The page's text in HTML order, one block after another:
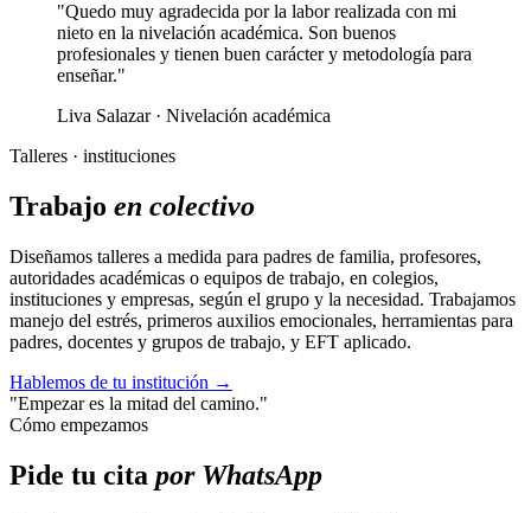
"Quedo muy agradecida por la labor realizada con mi
nieto en la nivelación académica. Son buenos
profesionales y tienen buen carácter y metodología para
enseñar."
Liva Salazar · Nivelación académica
Talleres · instituciones
Trabajo en colectivo
Diseñamos talleres a medida para padres de familia, profesores,
autoridades académicas o equipos de trabajo, en colegios,
instituciones y empresas, según el grupo y la necesidad. Trabajamos
manejo del estrés, primeros auxilios emocionales, herramientas para
padres, docentes y grupos de trabajo, y EFT aplicado.
Hablemos de tu institución →
"Empezar es la mitad del camino."
Cómo empezamos
Pide tu cita por WhatsApp